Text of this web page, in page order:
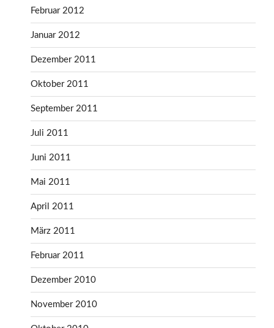
Februar 2012
Januar 2012
Dezember 2011
Oktober 2011
September 2011
Juli 2011
Juni 2011
Mai 2011
April 2011
März 2011
Februar 2011
Dezember 2010
November 2010